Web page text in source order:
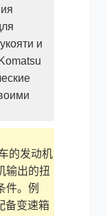
и
的发动机
输出的扭
件。例
备变速箱